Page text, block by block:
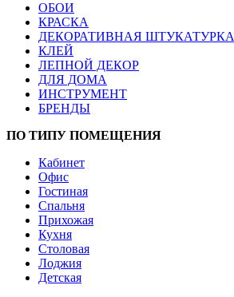
ОБОИ
КРАСКА
ДЕКОРАТИВНАЯ ШТУКАТУРКА
КЛЕЙ
ЛЕПНОЙ ДЕКОР
ДЛЯ ДОМА
ИНСТРУМЕНТ
БРЕНДЫ
ПО ТИПУ ПОМЕЩЕНИЯ
Кабинет
Офис
Гостиная
Спальня
Прихожая
Кухня
Столовая
Лоджия
Детская